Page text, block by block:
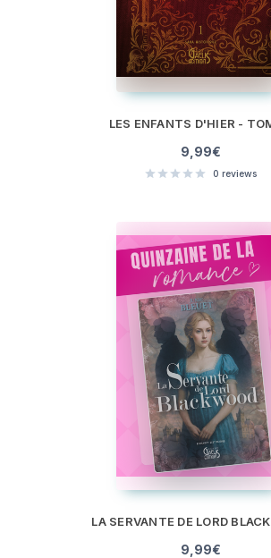
LES ENFANTS D'HIER -
9,99€
0 reviews
LA SERVANTE DE LORD
9,99€